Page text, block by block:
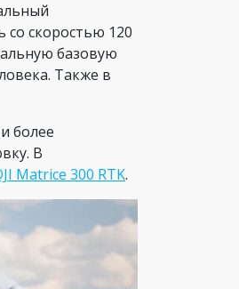
со скоростью 120
базовую
Также в
более
В
Matrice 300 RTK.